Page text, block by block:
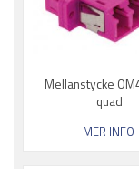
Mellanstycke
quad
MER INFO